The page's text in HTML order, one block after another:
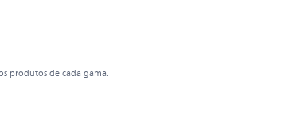
produtos de cada gama.